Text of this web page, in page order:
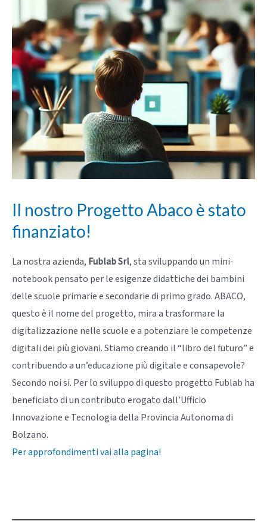
Il nostro Progetto Abaco è stato
finanziato!
La nostra azienda, Fublab Srl, sta sviluppando un mini-
notebook pensato per le esigenze didattiche dei bambini
delle scuole primarie e secondarie di primo grado. ABACO,
questo è il nome del progetto, mira a trasformare la
digitalizzazione nelle scuole e a potenziare le competenze
digitali dei più giovani. Stiamo creando il “libro del futuro” e
contribuendo a un’educazione più digitale e consapevole?
Secondo noi si. Per lo sviluppo di questo progetto Fublab ha
beneficiato di un contributo erogato dall’Ufficio
Innovazione e Tecnologia della Provincia Autonoma di
Bolzano.
Per approfondimenti vai alla pagina!